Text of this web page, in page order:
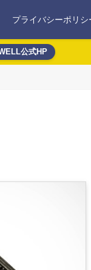
プライバシーポリシ
公式HP